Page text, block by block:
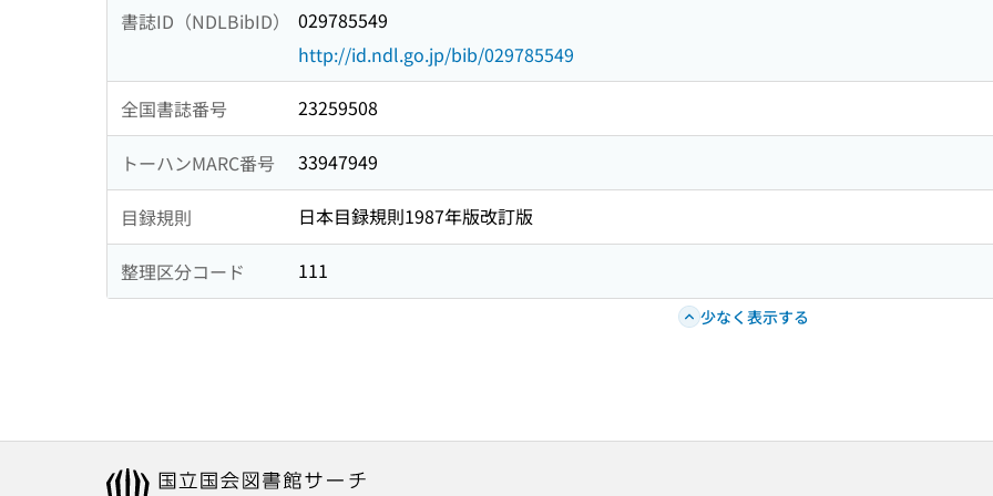
書誌ID（NDLBibID）
029785549
http://id.ndl.go.jp/bib/029785549
全国書誌番号 23259508
トーハンMARC番号 33947949
目録規則 日本目録規則1987年版改訂版
整理区分コード 111
少なく表示する